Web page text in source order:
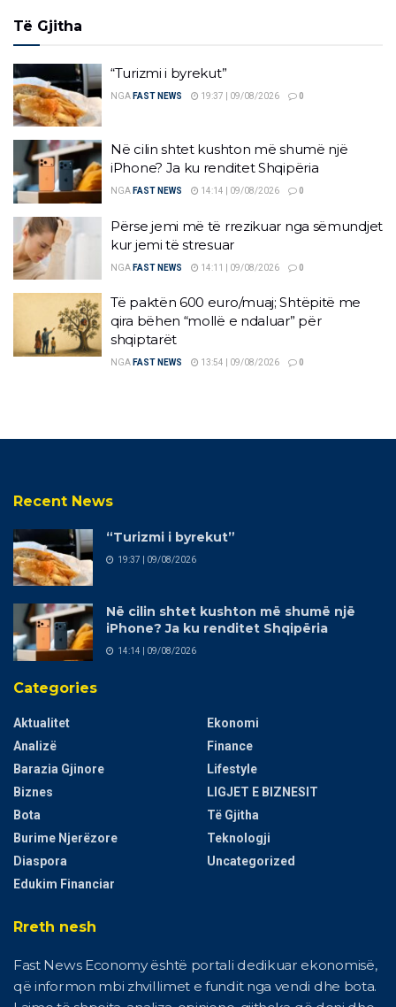
Të Gjitha
“Turizmi i byrekut”
NGA FAST NEWS 19:37 | 09/08/2026 0
Në cilin shtet kushton më shumë një
iPhone? Ja ku renditet Shqipëria
NGA FAST NEWS 14:14 | 09/08/2026 0
Përse jemi më të rrezikuar nga sëmundjet
kur jemi të stresuar
NGA FAST NEWS 14:11 | 09/08/2026 0
Të paktën 600 euro/muaj; Shtëpitë me
qira bëhen “mollë e ndaluar” për
shqiptarët
NGA FAST NEWS 13:54 | 09/08/2026 0
Recent News
“Turizmi i byrekut”
19:37 | 09/08/2026
Në cilin shtet kushton më shumë një
iPhone? Ja ku renditet Shqipëria
14:14 | 09/08/2026
Categories
Aktualitet
Analizë
Barazia Gjinore
Biznes
Bota
Burime Njerëzore
Diaspora
Edukim Financiar
Ekonomi
Finance
Lifestyle
LIGJET E BIZNESIT
Të Gjitha
Teknologji
Uncategorized
Rreth nesh
Fast News Economy është portali dedikuar ekonomisë,
që informon mbi zhvillimet e fundit nga vendi dhe bota.